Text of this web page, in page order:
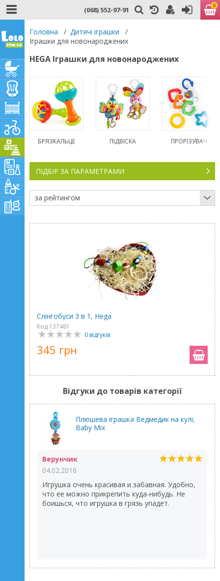
(068) 552-97-91 0
Головна / Дитячі іграшки
/
Іграшки для новонароджених
HEGA Іграшки для новонароджених
БРЯЗКАЛЬЦЕ ПІДВІСКА ПРОРІЗУВАЧ
ПІДБІР ЗА ПАРАМЕТРАМИ
за рейтингом
Слінгобуси 3 в 1, Hega
Код 137481
0 відгуків
345 грн
Відгуки до товарів категорії
Плюшева іграшка Ведмедик на кулі,
Baby Mix
Верунчик
04.02.2016
Игрушка очень красивая и забавная. Удобно,
что ее можно прикрепить куда-нибудь. Не
боишься, что игрушка в грязь упадет.